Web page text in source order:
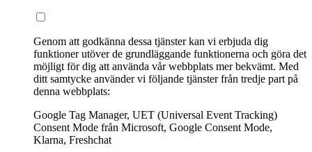
Genom att godkänna dessa tjänster kan vi erbjuda dig
funktioner utöver de grundläggande funktionerna och göra det
möjligt för dig att använda vår webbplats mer bekvämt. Med
ditt samtycke använder vi följande tjänster från tredje part på
denna webbplats:
Google Tag Manager, UET (Universal Event Tracking)
Consent Mode från Microsoft, Google Consent Mode,
Klarna, Freshchat